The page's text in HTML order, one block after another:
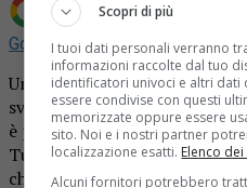
Aggiungi La Provincia di
Google
Un uomo di 50 anni è stato
sventurato ha acquistato una
è presentato a Sagliano
Tuttavia, la sorpresa è stata
che la persona che abitava lì
Scopri di più
I tuoi dati personali verranno
informazioni raccolte dal tuo
identificatori univoci e altri
essere condivise con questi
memorizzate oppure essere
sito. Noi e i nostri partner
localizzazione esatti. Elenco
Alcuni fornitori potrebbero